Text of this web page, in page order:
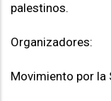
palestinos.
Organizadores:
Movimiento por la